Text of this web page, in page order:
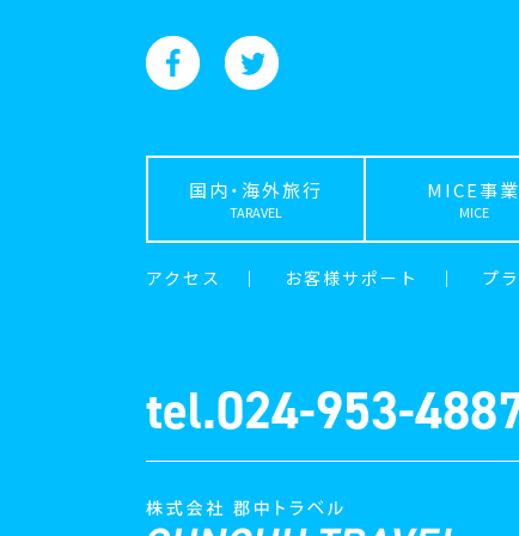
国内・海外旅行
TARAVEL
MICE事業
MICE
アクセス ｜ お客様サポート ｜ プ
tel.024-953-